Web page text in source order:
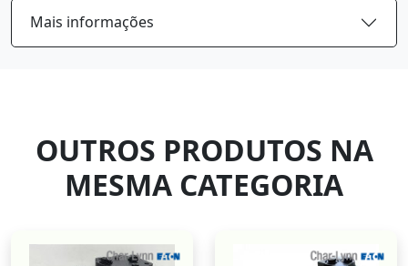
Mais informações
OUTROS PRODUTOS NA
MESMA CATEGORIA